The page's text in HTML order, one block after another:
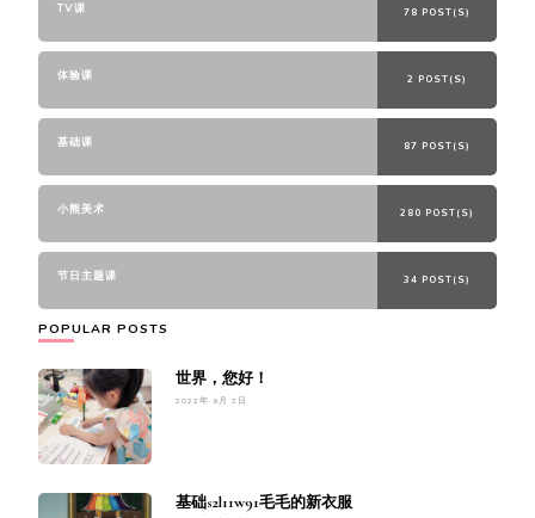
TV课 78 POST(S)
体验课 2 POST(S)
基础课 87 POST(S)
小熊美术 280 POST(S)
节日主题课 34 POST(S)
POPULAR POSTS
世界，您好！
2022年 9月 2日
基础s2l11w91毛毛的新衣服